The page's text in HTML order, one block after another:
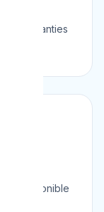
garanties
Disponible